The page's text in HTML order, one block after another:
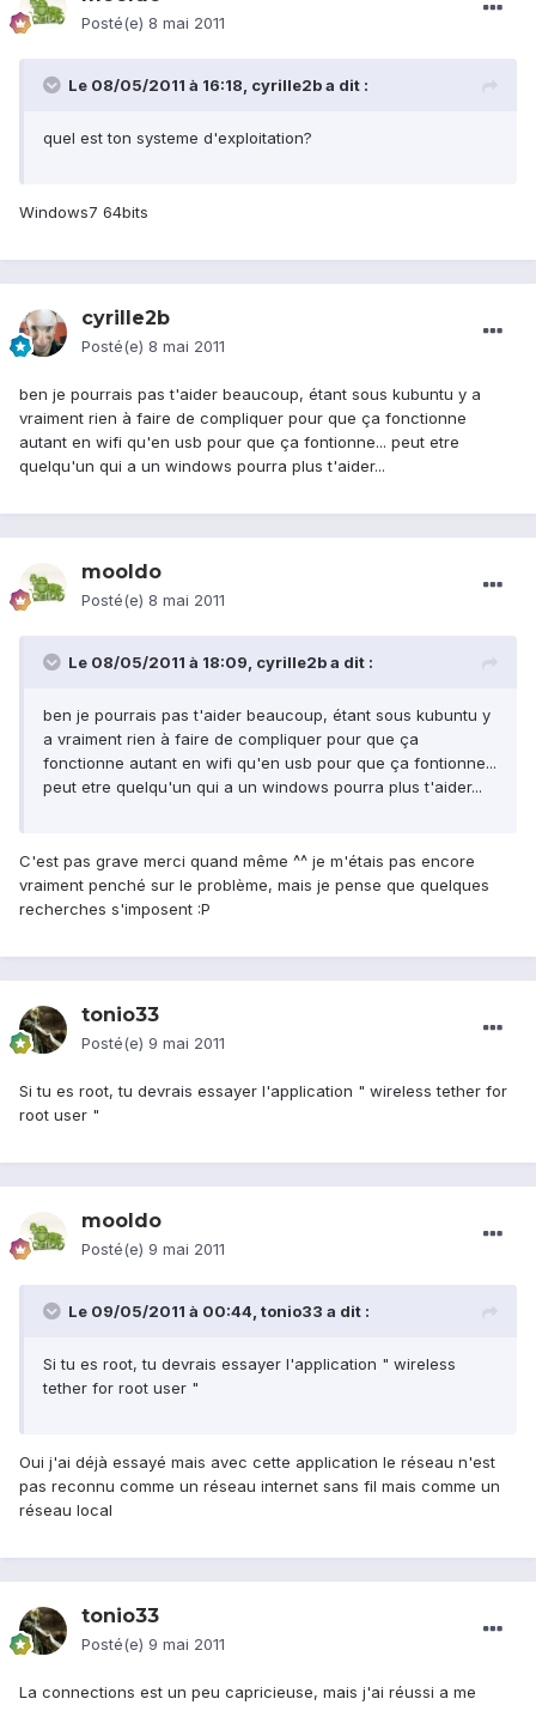
Posté(e) 8 mai 2011
Le 08/05/2011 à 16:18, cyrille2b a dit :
quel est ton systeme d'exploitation?
Windows7 64bits
cyrille2b
Posté(e) 8 mai 2011
ben je pourrais pas t'aider beaucoup, étant sous kubuntu y a
vraiment rien à faire de compliquer pour que ça fonctionne
autant en wifi qu'en usb pour que ça fontionne... peut etre
quelqu'un qui a un windows pourra plus t'aider...
mooldo
Posté(e) 8 mai 2011
Le 08/05/2011 à 18:09, cyrille2b a dit :
ben je pourrais pas t'aider beaucoup, étant sous kubuntu y
a vraiment rien à faire de compliquer pour que ça
fonctionne autant en wifi qu'en usb pour que ça fontionne...
peut etre quelqu'un qui a un windows pourra plus t'aider...
C'est pas grave merci quand même ^^ je m'étais pas encore
vraiment penché sur le problème, mais je pense que quelques
recherches s'imposent :P
tonio33
Posté(e) 9 mai 2011
Si tu es root, tu devrais essayer l'application " wireless tether for
root user "
mooldo
Posté(e) 9 mai 2011
Le 09/05/2011 à 00:44, tonio33 a dit :
Si tu es root, tu devrais essayer l'application " wireless
tether for root user "
Oui j'ai déjà essayé mais avec cette application le réseau n'est
pas reconnu comme un réseau internet sans fil mais comme un
réseau local
tonio33
Posté(e) 9 mai 2011
La connections est un peu capricieuse, mais j'ai réussi a me